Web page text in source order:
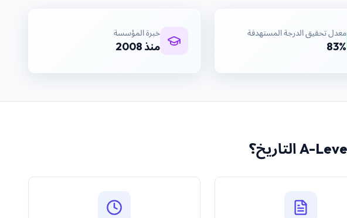
معدل تحقيق الدرجة المستهدفة
83%
خبرة المؤسسة
منذ 2008
؟